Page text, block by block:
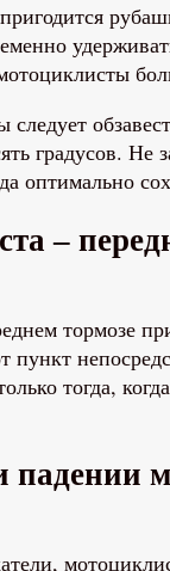
следует
градусов.
оптимально
–
тормозе
пункт
тогда,
падении